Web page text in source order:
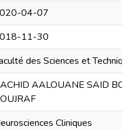
04-07
11-30
des Sciences et
AALOUANE SAID
Cliniques